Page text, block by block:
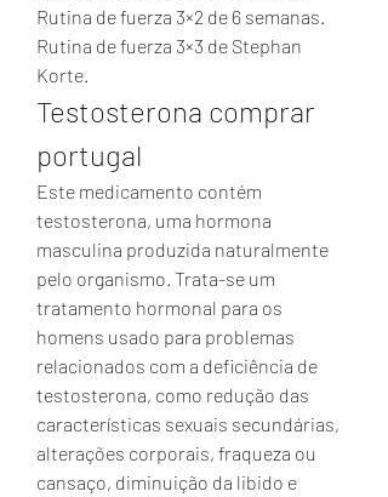
Rutina de fuerza 3×2 de 6 semanas.
Rutina de fuerza 3×3 de Stephan
Korte.
Testosterona comprar
portugal
Este medicamento contém
testosterona, uma hormona
masculina produzida naturalmente
pelo organismo. Trata-se um
tratamento hormonal para os
homens usado para problemas
relacionados com a deficiência de
testosterona, como redução das
características sexuais secundárias,
alterações corporais, fraqueza ou
cansaço, diminuição da libido e